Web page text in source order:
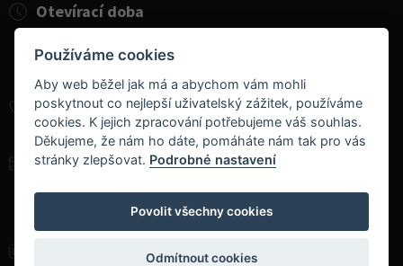
+420 284 826 787
+420 604 728 042
info@boatpark.cz
Otevírací doba
Úterý - Pátek
10:00 - 19:00
Sobota
9:00 - 14:00
Používáme cookies
Aby web běžel jak má a abychom vám mohli
poskytnout co nejlepší uživatelský zážitek, používáme
cookies. K jejich zpracování potřebujeme váš souhlas.
Děkujeme, že nám ho dáte, pomáháte nám tak pro vás
stránky zlepšovat. Podrobné nastavení
Povolit všechny cookies
Odmítnout cookies